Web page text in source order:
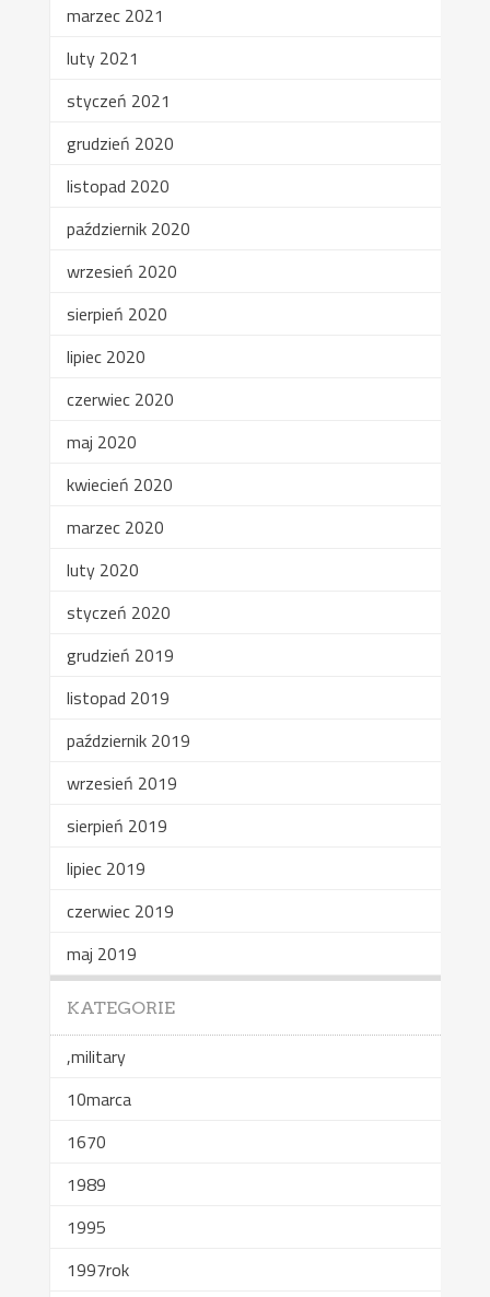
marzec 2021
luty 2021
styczeń 2021
grudzień 2020
listopad 2020
październik 2020
wrzesień 2020
sierpień 2020
lipiec 2020
czerwiec 2020
maj 2020
kwiecień 2020
marzec 2020
luty 2020
styczeń 2020
grudzień 2019
listopad 2019
październik 2019
wrzesień 2019
sierpień 2019
lipiec 2019
czerwiec 2019
maj 2019
KATEGORIE
,military
10marca
1670
1989
1995
1997rok